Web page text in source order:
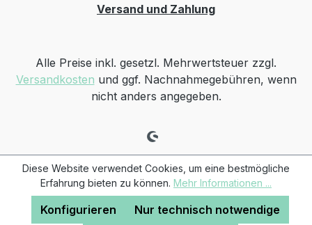
wählbar) 3 - Montagerahmen (passend zur
Saugdose) 3
Versand und Zahlung
Alle Preise inkl. gesetzl. Mehrwertsteuer zzgl.
Versandkosten und ggf. Nachnahmegebühren, wenn
nicht anders angegeben.
Diese Website verwendet Cookies, um eine bestmögliche
Erfahrung bieten zu können. Mehr Informationen ...
Nur technisch notwendige
Konfigurieren